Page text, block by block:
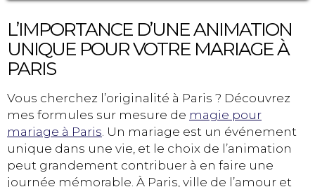
L’IMPORTANCE D’UNE ANIMATION
UNIQUE POUR VOTRE MARIAGE À
PARIS
Vous cherchez l’originalité à Paris ? Découvrez
mes formules sur mesure de magie pour
mariage à Paris. Un mariage est un événement
unique dans une vie, et le choix de l’animation
peut grandement contribuer à en faire une
journée mémorable. À Paris, ville de l’amour et